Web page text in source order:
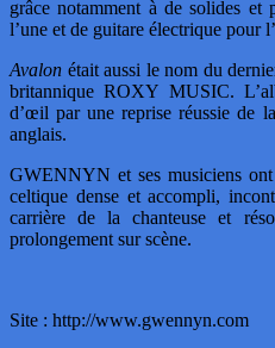
grâce notamment à de solides et
l’une et de guitare électrique pour
Avalon était aussi le nom du
britannique ROXY MUSIC.
d’œil par une reprise réussie de
anglais.
GWENNYN et ses musiciens
celtique dense et accompli,
carrière de la chanteuse et
prolongement sur scène.
Site : http://www.gwennyn.com